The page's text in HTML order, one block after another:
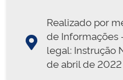
Realizado por
de Informações
legal: Instrução
de abril de 2022